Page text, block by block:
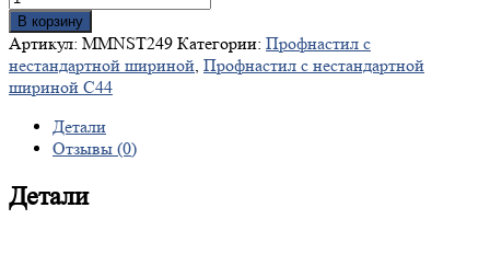
В корзину
Артикул: MMNST249 Категории: Профнастил с
нестандартной шириной, Профнастил с нестандартной
шириной С44
Детали
Отзывы (0)
Детали